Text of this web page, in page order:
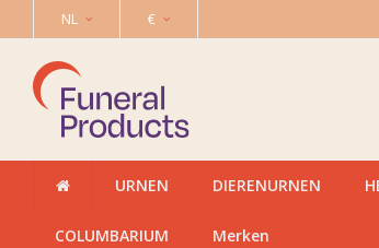
NL €
URNEN DIERENURNEN
COLUMBARIUM Merken